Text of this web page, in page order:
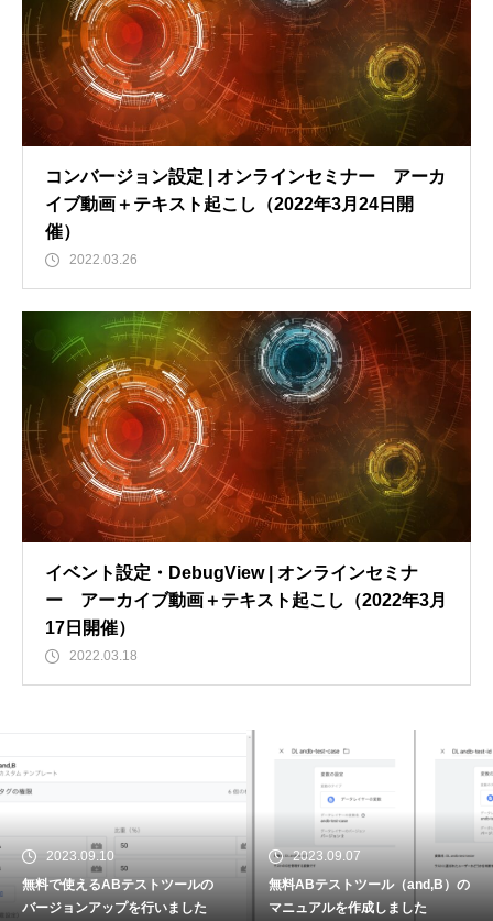
コンバージョン設定 | オンラインセミナー アーカ
イブ動画＋テキスト起こし（2022年3月24日開
催）
2022.03.26
イベント設定・DebugView | オンラインセミナ
ー アーカイブ動画＋テキスト起こし（2022年3月
17日開催）
2022.03.18
2023.09.10
無料で使えるABテストツールの
バージョンアップを行いました
2023.09.07
無料ABテストツール（and,B）の
マニュアルを作成しました